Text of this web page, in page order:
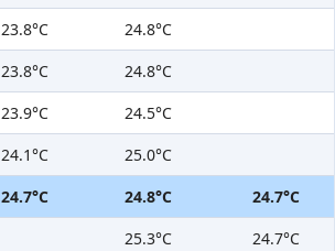
23.8°C
24.8°C
23.8°C
24.8°C
23.9°C
24.5°C
24.1°C
25.0°C
24.7°C 24.8°C
24.7°C
25.3°C
24.7°C